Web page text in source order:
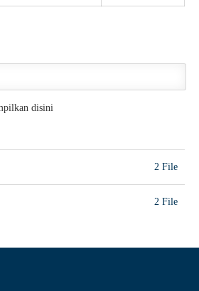
disini
2 File
2 File